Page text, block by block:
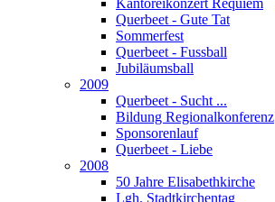
Querbeet - Gute Tat
Sommerfest
Querbeet - Fussball
Jubiläumsball
2009
Querbeet - Sucht ...
Bildung Regionalkonferenz
Sponsorenlauf
Querbeet - Liebe
2008
50 Jahre Elisabethkirche
Lgh. Stadtkirchentag